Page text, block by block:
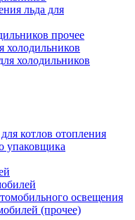
льда для
прочее
холодильников
холодильников
котлов отопления
упаковщика
освещения
(прочее)